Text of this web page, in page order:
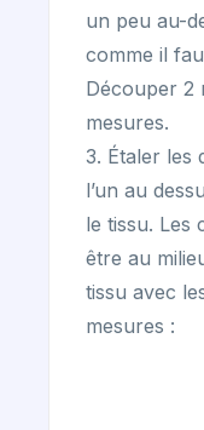
un peu au-
comme il
Découper 2
mesures.
3. Étaler les
l’un au
le tissu. Les
être au
tissu avec
mesures :